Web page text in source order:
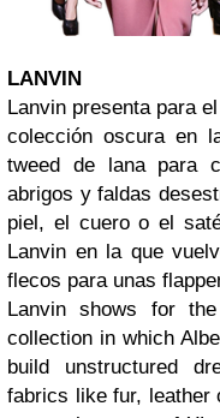
LANVIN
Lanvin presenta para
colección oscura en
tweed de lana para
abrigos y faldas
piel, el cuero o el
Lanvin en la que
flecos para unas
Lanvin shows for
collection in which
build unstructured
fabrics like fur, leather